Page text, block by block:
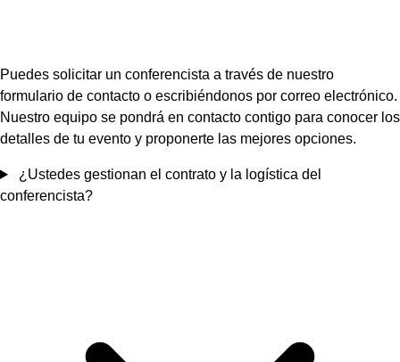
Puedes solicitar un conferencista a través de nuestro
formulario de contacto o escribiéndonos por correo electrónico.
Nuestro equipo se pondrá en contacto contigo para conocer los
detalles de tu evento y proponerte las mejores opciones.
¿Ustedes gestionan el contrato y la logística del
conferencista?